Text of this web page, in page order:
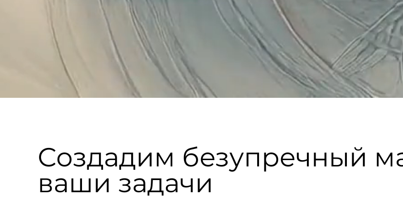
Создадим безупречный
ваши задачи